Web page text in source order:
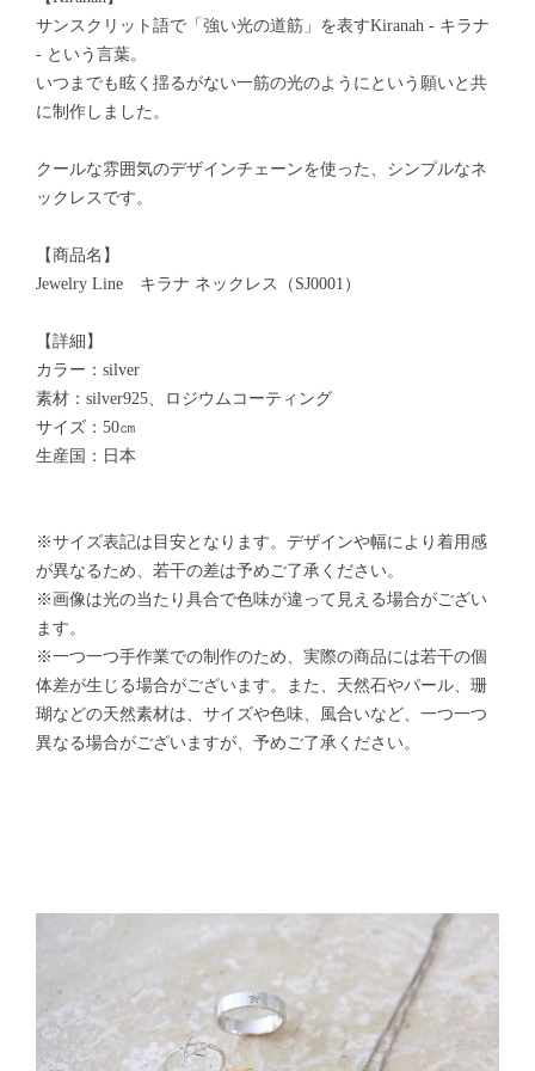
サンスクリット語で「強い光の道筋」を表すKiranah - キラナ
- という言葉。
いつまでも眩く揺るがない一筋の光のようにという願いと共
に制作しました。
クールな雰囲気のデザインチェーンを使った、シンプルなネ
ックレスです。
【商品名】
Jewelry Line キラナ ネックレス（SJ0001）
【詳細】
カラー：silver
素材：silver925、ロジウムコーティング
サイズ：50㎝
生産国：日本
※サイズ表記は目安となります。デザインや幅により着用感
が異なるため、若干の差は予めご了承ください。
※画像は光の当たり具合で色味が違って見える場合がござい
ます。
※一つ一つ手作業での制作のため、実際の商品には若干の個
体差が生じる場合がございます。また、天然石やパール、珊
瑚などの天然素材は、サイズや色味、風合いなど、一つ一つ
異なる場合がございますが、予めご了承ください。